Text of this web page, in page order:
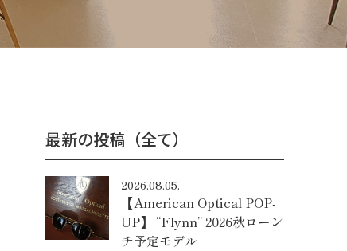
最新の投稿（全て）
2026.08.05.
【American Optical POP-
UP】 “Flynn” 2026秋ローン
チ予定モデル